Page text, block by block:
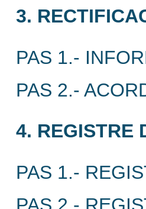
3.
PAS 1.-
PAS 2.-
4. REGISTRE
PAS 1.-